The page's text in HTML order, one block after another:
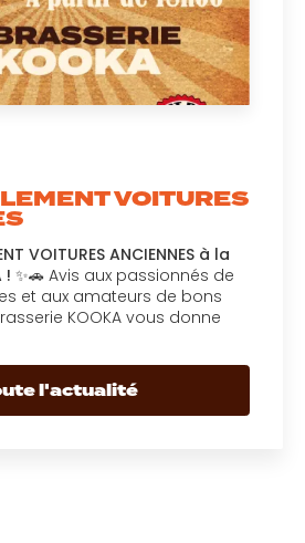
VOITURES
VOITURES ANCIENNES à la
! ✨🚗 Avis aux passionnés de
et aux amateurs de bons
KOOKA vous donne
l'actualité